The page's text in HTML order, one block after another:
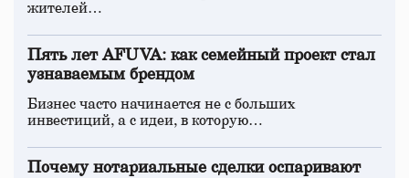
жителей…
Пять лет AFUVA: как семейный проект стал
узнаваемым брендом
Бизнес часто начинается не с больших
инвестиций, а с идеи, в которую…
Почему нотариальные сделки оспаривают